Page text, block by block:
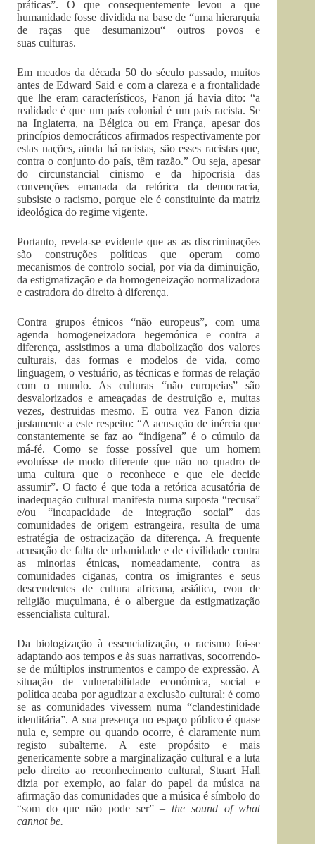
práticas”. O que consequentemente levou a que
humanidade fosse dividida na base de “uma hierarquia
de raças que desumanizou“ outros povos e
suas culturas.
Em meados da década 50 do século passado, muitos
antes de Edward Said e com a clareza e a frontalidade
que lhe eram característicos, Fanon já havia dito: “a
realidade é que um país colonial é um país racista. Se
na Inglaterra, na Bélgica ou em França, apesar dos
princípios democráticos afirmados respectivamente por
estas nações, ainda há racistas, são esses racistas que,
contra o conjunto do país, têm razão.” Ou seja, apesar
do circunstancial cinismo e da hipocrisia das
convenções emanada da retórica da democracia,
subsiste o racismo, porque ele é constituinte da matriz
ideológica do regime vigente.
Portanto, revela-se evidente que as as discriminações
são construções políticas que operam como
mecanismos de controlo social, por via da diminuição,
da estigmatização e da homogeneização normalizadora
e castradora do direito à diferença.
Contra grupos étnicos “não europeus”, com uma
agenda homogeneizadora hegemónica e contra a
diferença, assistimos a uma diabolização dos valores
culturais, das formas e modelos de vida, como
linguagem, o vestuário, as técnicas e formas de relação
com o mundo. As culturas “não europeias” são
desvalorizados e ameaçadas de destruição e, muitas
vezes, destruidas mesmo. E outra vez Fanon dizia
justamente a este respeito: “A acusação de inércia que
constantemente se faz ao “indígena” é o cúmulo da
má-fé. Como se fosse possível que um homem
evoluísse de modo diferente que não no quadro de
uma cultura que o reconhece e que ele decide
assumir”. O facto é que toda a retórica acusatória de
inadequação cultural manifesta numa suposta “recusa”
e/ou “incapacidade de integração social” das
comunidades de origem estrangeira, resulta de uma
estratégia de ostracização da diferença. A frequente
acusação de falta de urbanidade e de civilidade contra
as minorias étnicas, nomeadamente, contra as
comunidades ciganas, contra os imigrantes e seus
descendentes de cultura africana, asiática, e/ou de
religião muçulmana, é o albergue da estigmatização
essencialista cultural.
Da biologização à essencialização, o racismo foi-se
adaptando aos tempos e às suas narrativas, socorrendo-
se de múltiplos instrumentos e campo de expressão. A
situação de vulnerabilidade económica, social e
política acaba por agudizar a exclusão cultural: é como
se as comunidades vivessem numa “clandestinidade
identitária”. A sua presença no espaço público é quase
nula e, sempre ou quando ocorre, é claramente num
registo subalterne. A este propósito e mais
genericamente sobre a marginalização cultural e a luta
pelo direito ao reconhecimento cultural, Stuart Hall
dizia por exemplo, ao falar do papel da música na
afirmação das comunidades que a música é símbolo do
“som do que não pode ser” –the sound of what
cannot be.